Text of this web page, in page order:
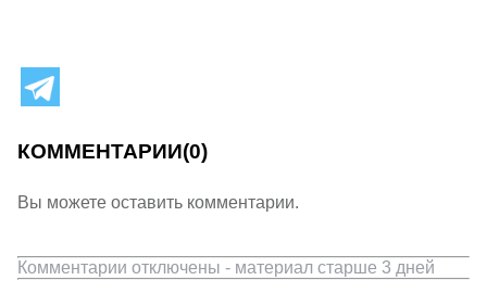
КОММЕНТАРИИ(0)
Вы можете оставить комментарии.
Комментарии отключены - материал старше 3 дней